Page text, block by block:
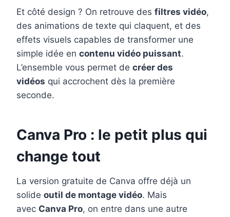
Et côté design ? On retrouve des filtres vidéo,
des animations de texte qui claquent, et des
effets visuels capables de transformer une
simple idée en contenu vidéo puissant.
L’ensemble vous permet de créer des
vidéos qui accrochent dès la première
seconde.
Canva Pro : le petit plus qui
change tout
La version gratuite de Canva offre déjà un
solide outil de montage vidéo. Mais
avec Canva Pro, on entre dans une autre